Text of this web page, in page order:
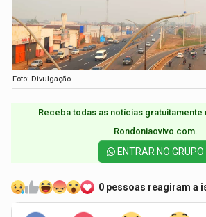
Foto: Divulgação
Receba todas as notícias gratuitamente
Rondoniaovivo.com.​
ENTRAR NO GRUPO
0 pessoas reagiram a